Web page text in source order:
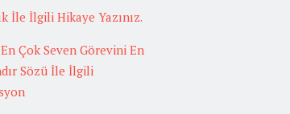
İle İlgili Hikaye Yazınız.
En Çok Seven Görevini En
Sözü İle İlgili